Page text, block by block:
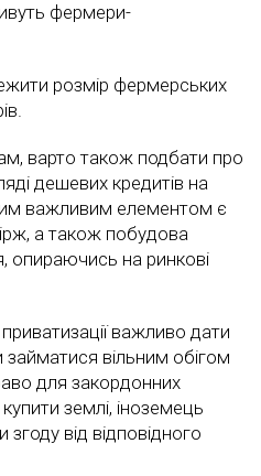
фермери-
розмір фермерських
варто також подбати про
дешевих кредитів на
важливим елементом є
а також побудова
опираючись на ринкові
важливо дати
вільним обігом
для закордонних
землі, іноземець
від відповідного